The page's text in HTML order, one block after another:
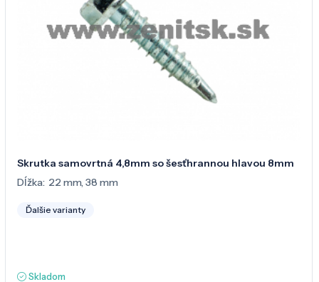
Skrutka samovrtná 4,8mm so šesťhrannou hlavou 8mm
Dĺžka: 22 mm,38 mm
Ďalšie varianty
Skladom